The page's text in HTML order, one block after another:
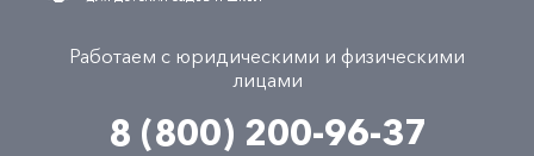
Работаем с юридическими и физическими
лицами
8 (800) 200-96-37